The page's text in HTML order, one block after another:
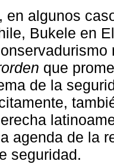
en algunos
Bukele en
que
de la
agenda de la
seguridad.